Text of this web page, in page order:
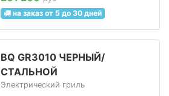
на заказ от 5 до 30 дней
BQ GR3010 ЧЕРНЫЙ/
СТАЛЬНОЙ
Электрический гриль